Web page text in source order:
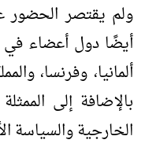
ولم يقتصر الحضور
أيضًا دول أعضاء في
ألمانيا، وفرنسا،
بالإضافة إلى
الخارجية والسياسة